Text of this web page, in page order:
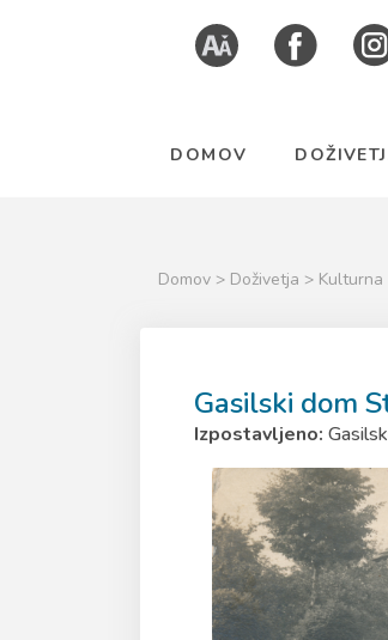
Skoči
Kazalo
strani
DOMOV
Domov > Doživetja > Kulturna
Gasilski dom
Izpostavljeno: